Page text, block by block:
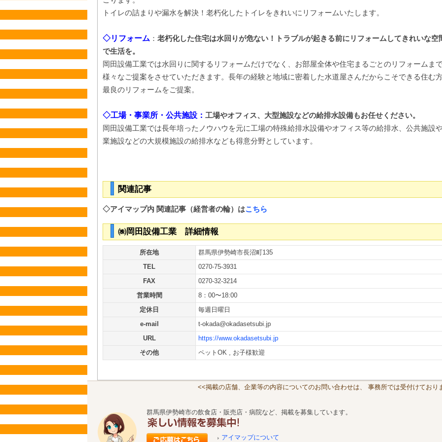
トイレの詰まりや漏水を解決！老朽化したトイレをきれいにリフォームいたします。
◇リフォーム ： 老朽化した住宅は水回りが危ない！トラブルが起きる前にリフォームしてきれいな空
で生活を。
岡田設備工業では水回りに関するリフォームだけでなく、お部屋全体や住宅まるごとのリフォームま
様々なご提案をさせていただきます。長年の経験と地域に密着した水道屋さんだからこそできる住む
最良のリフォームをご提案。
◇工場・事業所・公共施設： 工場やオフィス、大型施設などの給排水設備もお任せください。
岡田設備工業では長年培ったノウハウを元に工場の特殊給排水設備やオフィス等の給排水、公共施設
業施設などの大規模施設の給排水なども得意分野としています。
関連記事
◇アイマップ内 関連記事（経営者の輪）はこちら
㈱岡田設備工業 詳細情報
所在地
群馬県伊勢崎市長沼町135
TEL
0270-75-3931
FAX
0270-32-3214
営業時間
8：00〜18:00
定休日
毎週日曜日
e-mail
t-okada@okadasetsubi.jp
URL
https://www.okadasetsubi.jp
その他
ペットOK , お子様歓迎
<<掲載の店舗、企業等の内容についてのお問い合わせは、 事務所では受付けており
群馬県伊勢崎市の飲食店・販売店・病院など、掲載を募集しています。
アイマップについて